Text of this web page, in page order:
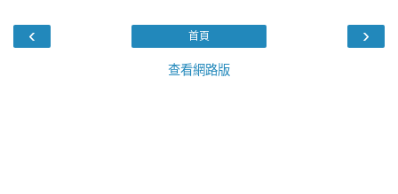
‹ ›
首頁
查看網路版